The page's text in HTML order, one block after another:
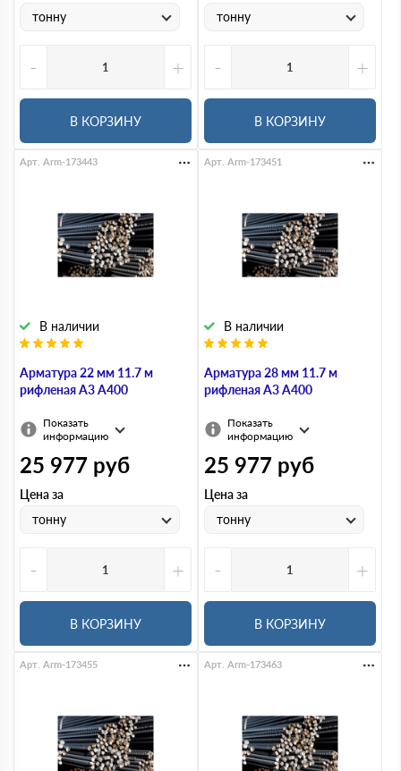
тонну
- +
В КОРЗИНУ
тонну
- +
В КОРЗИНУ
Арматура 22 мм 11.7 м
рифленая А3 А400
В наличии
Арт. Arm-173443
Показать
информацию
25 977 руб
Цена за
тонну
- +
В КОРЗИНУ
Арматура 28 мм 11.7 м
рифленая А3 А400
В наличии
Арт. Arm-173451
Показать
информацию
25 977 руб
Цена за
тонну
- +
В КОРЗИНУ
Арт. Arm-173455 Арт. Arm-173463